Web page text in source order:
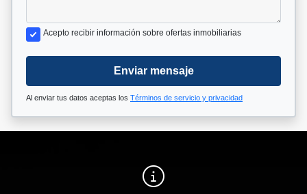
Acepto recibir información sobre ofertas inmobiliarias
Enviar mensaje
Al enviar tus datos aceptas los Términos de servicio y privacidad